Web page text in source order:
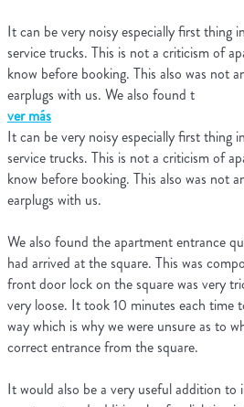
It can be very noisy especially first thing
service trucks. This is not a criticism of
know before booking. This also was not
earplugs with us. We also found t
ver más
It can be very noisy especially first thing
service trucks. This is not a criticism of
know before booking. This also was not
earplugs with us.
We also found the apartment entrance
had arrived at the square. This was
front door lock on the square was very
very loose. It took 10 minutes each time
way which is why we were unsure as to
correct entrance from the square.
It would also be a very useful addition